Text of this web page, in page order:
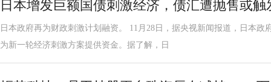
日本增发巨额国债刺激经济，债汇遭抛售或
日本政府再为财政刺激计划融资。 11月28日，据央视新闻报道，日本政
为新一轮经济刺激方案提供资金。据了解，日